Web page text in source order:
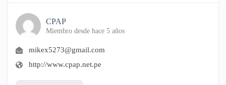
CPAP
Miembro desde hace 5 años
mikex5273@gmail.com
http://www.cpap.net.pe